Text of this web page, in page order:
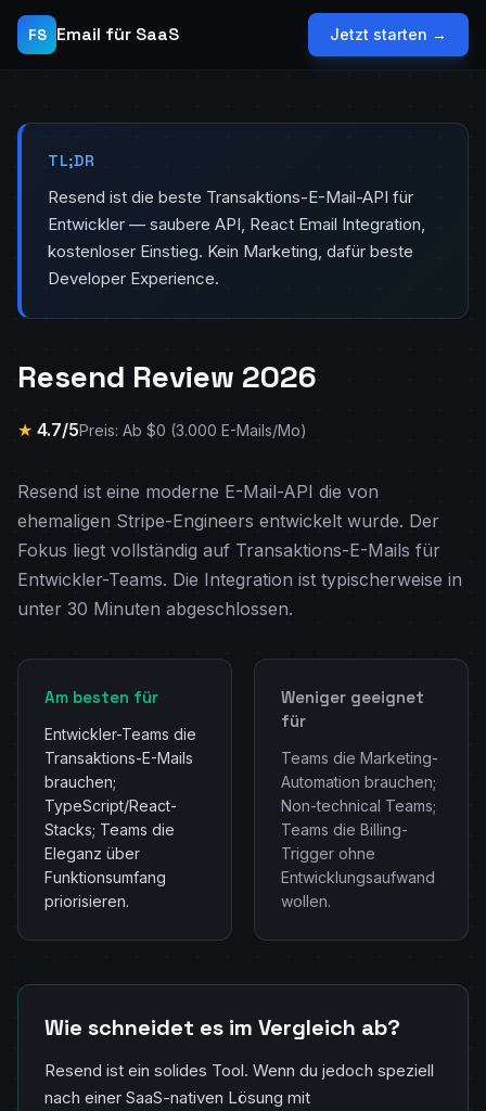
FS Email für SaaS Jetzt starten →
TL;DR
Resend ist die beste Transaktions-E-Mail-API für
Entwickler — saubere API, React Email Integration,
kostenloser Einstieg. Kein Marketing, dafür beste
Developer Experience.
Resend Review 2026
★ 4.7/5Preis: Ab $0 (3.000 E-Mails/Mo)
Resend ist eine moderne E-Mail-API die von
ehemaligen Stripe-Engineers entwickelt wurde. Der
Fokus liegt vollständig auf Transaktions-E-Mails für
Entwickler-Teams. Die Integration ist typischerweise in
unter 30 Minuten abgeschlossen.
Am besten für
Entwickler-Teams die
Transaktions-E-Mails
brauchen;
TypeScript/React-
Stacks; Teams die
Eleganz über
Funktionsumfang
priorisieren.
Weniger geeignet
für
Teams die Marketing-
Automation brauchen;
Non-technical Teams;
Teams die Billing-
Trigger ohne
Entwicklungsaufwand
wollen.
Wie schneidet es im Vergleich ab?
Resend ist ein solides Tool. Wenn du jedoch speziell
nach einer SaaS-nativen Lösung mit